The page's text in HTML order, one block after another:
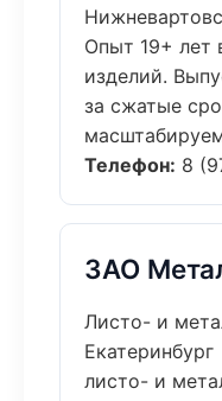
Опыт 19+ лет
изделий.
за сжатые
Телефон: 8
ЗАО
Листо- и
Екатеринбург
листо- и